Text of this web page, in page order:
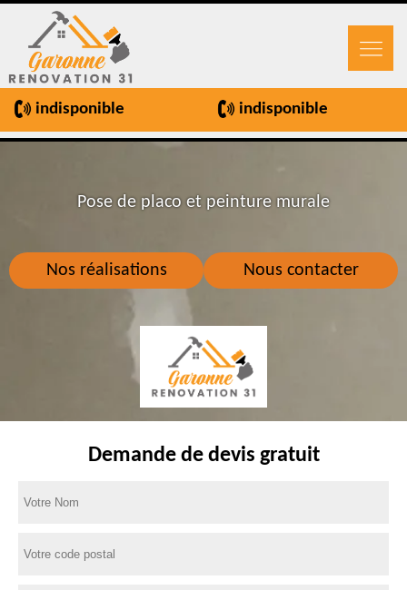
indisponible indisponible
Nos réalisations Nous contacter
Pose de placo et peinture murale
Demande de devis gratuit